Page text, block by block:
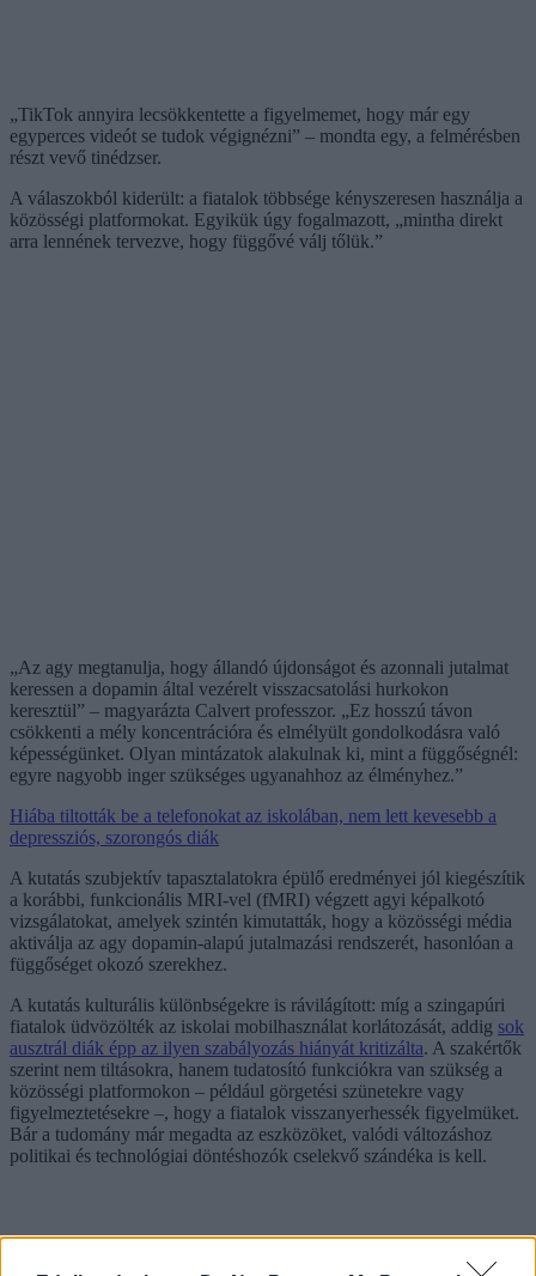
„TikTok annyira lecsökkentette a figyelmemet, hogy már egy
egyperces videót se tudok végignézni” – mondta egy, a felmérésben
részt vevő tinédzser.
A válaszokból kiderült: a fiatalok többsége kényszeresen használja a
közösségi platformokat. Egyikük úgy fogalmazott, „mintha direkt
arra lennének tervezve, hogy függővé válj tőlük.”
„Az agy megtanulja, hogy állandó újdonságot és azonnali jutalmat
keressen a dopamin által vezérelt visszacsatolási hurkokon
keresztül” – magyarázta Calvert professzor. „Ez hosszú távon
csökkenti a mély koncentrációra és elmélyült gondolkodásra való
képességünket. Olyan mintázatok alakulnak ki, mint a függőségnél:
egyre nagyobb inger szükséges ugyanahhoz az élményhez.”
Hiába tiltották be a telefonokat az iskolában, nem lett kevesebb a
depressziós, szorongós diák
A kutatás szubjektív tapasztalatokra épülő eredményei jól kiegészítik
a korábbi, funkcionális MRI-vel (fMRI) végzett agyi képalkotó
vizsgálatokat, amelyek szintén kimutatták, hogy a közösségi média
aktiválja az agy dopamin-alapú jutalmazási rendszerét, hasonlóan a
függőséget okozó szerekhez.
A kutatás kulturális különbségekre is rávilágított: míg a szingapúri
fiatalok üdvözölték az iskolai mobilhasználat korlátozását, addig sok
ausztrál diák épp az ilyen szabályozás hiányát kritizálta. A szakértők
szerint nem tiltásokra, hanem tudatosító funkciókra van szükség a
közösségi platformokon – például görgetési szünetekre vagy
figyelmeztetésekre –, hogy a fiatalok visszanyerhessék figyelmüket.
Bár a tudomány már megadta az eszközöket, valódi változáshoz
politikai és technológiai döntéshozók cselekvő szándéka is kell.